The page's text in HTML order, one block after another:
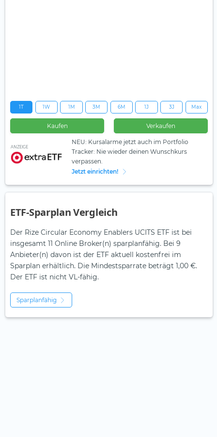
1T 1W 1M 3M 6M 1J 3J Max
Kaufen Verkaufen
ANZEIGE
NEU: Kursalarme jetzt auch im Portfolio
Tracker: Nie wieder deinen Wunschkurs
verpassen.
Jetzt einrichten!
ETF-Sparplan Vergleich
Der Rize Circular Economy Enablers UCITS ETF ist bei
insgesamt 11 Online Broker(n) sparplanfähig. Bei 9
Anbieter(n) davon ist der ETF aktuell kostenfrei im
Sparplan erhältlich. Die Mindestsparrate beträgt 1,00 €.
Der ETF ist nicht VL-fähig.
Sparplanfähig